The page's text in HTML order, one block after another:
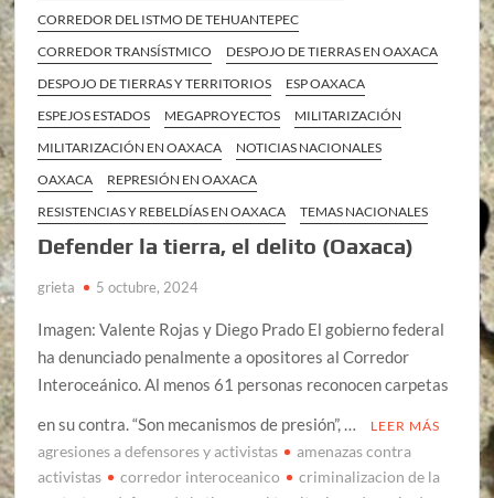
CORREDOR DEL ISTMO DE TEHUANTEPEC
CORREDOR TRANSÍSTMICO
DESPOJO DE TIERRAS EN OAXACA
DESPOJO DE TIERRAS Y TERRITORIOS
ESP OAXACA
ESPEJOS ESTADOS
MEGAPROYECTOS
MILITARIZACIÓN
MILITARIZACIÓN EN OAXACA
NOTICIAS NACIONALES
OAXACA
REPRESIÓN EN OAXACA
RESISTENCIAS Y REBELDÍAS EN OAXACA
TEMAS NACIONALES
Defender la tierra, el delito (Oaxaca)
grieta 5 octubre, 2024
Imagen: Valente Rojas y Diego Prado El gobierno federal
ha denunciado penalmente a opositores al Corredor
Interoceánico. Al menos 61 personas reconocen carpetas
en su contra. “Son mecanismos de presión”, …
LEER MÁS
agresiones a defensores y activistas
amenazas contra
activistas
corredor interoceanico
criminalizacion de la